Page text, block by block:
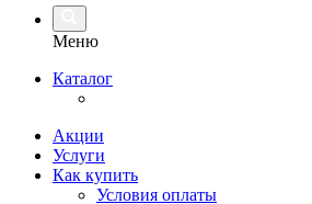
Меню
Каталог
Акции
Услуги
Как купить
Условия оплаты